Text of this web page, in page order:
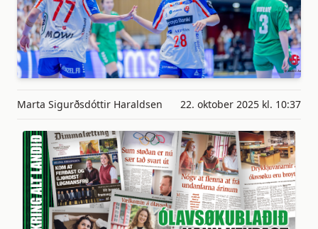
Marta Sigurðsdóttir Haraldsen 22. oktober 2025 kl. 10:37